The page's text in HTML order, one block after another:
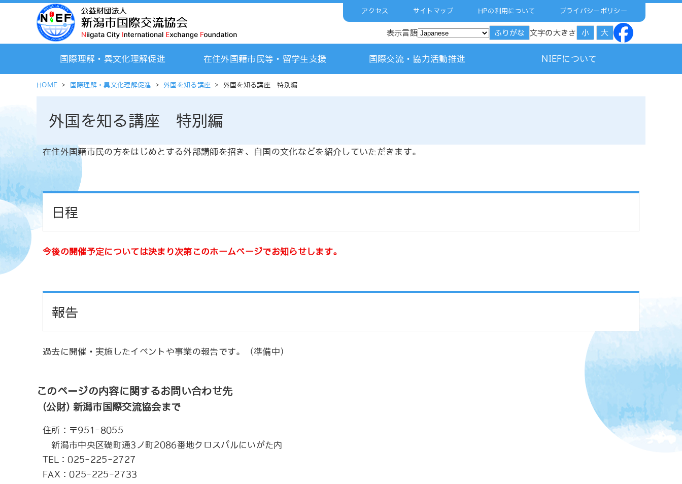
国際理解・異文化理解促進 在住外国籍市民等・留学生支援 国際交流・協力活動推進 NIEFについて
表示言語 ふりがな 文字の大きさ 小 大
アクセス サイトマップ HPの利用について プライバシーポリシー
HOME > 国際理解・異文化理解促進 > 外国を知る講座 > 外国を知る講座 特別編
外国を知る講座 特別編
在住外国籍市民の方をはじめとする外部講師を招き、自国の文化などを紹介していただきます。
日程
今後の開催予定については決まり次第このホームページでお知らせします。
報告
過去に開催・実施したイベントや事業の報告です。（準備中 ）
このページの内容に関するお問い合わせ先
(公財) 新潟市国際交流協会まで
住所：〒951-8055
新潟市中央区礎町通3ノ町2086番地クロスパルにいがた内
TEL：025-225-2727
FAX：025-225-2733